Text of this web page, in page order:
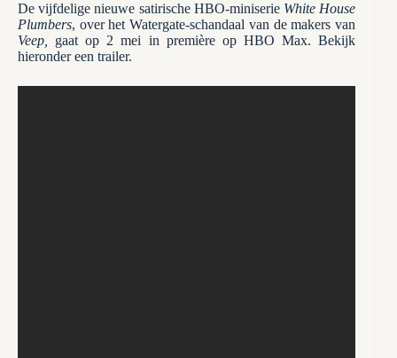
De vijfdelige nieuwe satirische HBO-miniserie White House
Plumbers, over het Watergate-schandaal van de makers van
Veep,
gaat op 2 mei in première op HBO Max. Bekijk
hieronder een trailer.